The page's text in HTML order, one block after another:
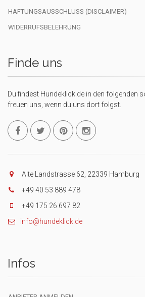
HAFTUNGSAUSSCHLUSS (DISCLAIMER)
WIDERRUFSBELEHRUNG
Finde uns
Du findest Hundeklick.de in den folgenden
freuen uns, wenn du uns dort folgst.
Alte Landstrasse 62, 22339 Hamburg
+49 40 53 889 478
+49 175 26 697 82
info@hundeklick.de
Infos